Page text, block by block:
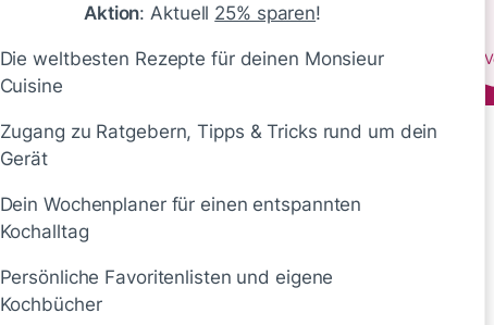
Aktion: Aktuell 25% sparen!
Die weltbesten Rezepte für deinen Monsieur
Cuisine
Zugang zu Ratgebern, Tipps & Tricks rund um dein
Gerät
Dein Wochenplaner für einen entspannten
Kochalltag
Persönliche Favoritenlisten und eigene
Kochbücher